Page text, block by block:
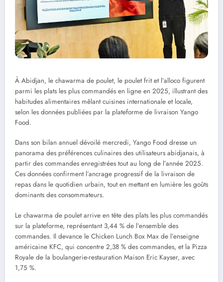
À Abidjan, le chawarma de poulet, le poulet frit et l’alloco figurent
parmi les plats les plus commandés en ligne en 2025, illustrant des
habitudes alimentaires mêlant cuisines internationale et locale,
selon les données publiées par la plateforme de livraison Yango
Food.
Dans son bilan annuel dévoilé mercredi, Yango Food dresse un
panorama des préférences culinaires des utilisateurs abidjanais, à
partir des commandes enregistrées tout au long de l’année 2025.
Ces données confirment l’ancrage progressif de la livraison de
repas dans le quotidien urbain, tout en mettant en lumière les goûts
dominants des consommateurs.
Le chawarma de poulet arrive en tête des plats les plus commandés
sur la plateforme, représentant 3,44 % de l’ensemble des
commandes. Il devance le Chicken Lunch Box Max de l’enseigne
américaine KFC, qui concentre 2,38 % des commandes, et la Pizza
Royale de la boulangerie-restauration Maison Eric Kayser, avec
1,75 %.